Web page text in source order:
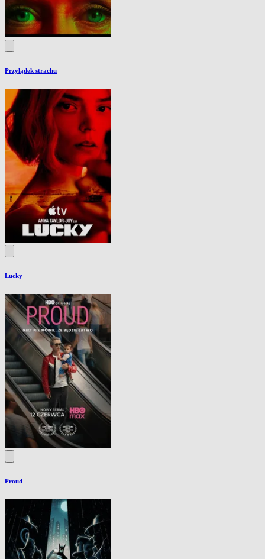
Przylądek strachu
Lucky
Proud